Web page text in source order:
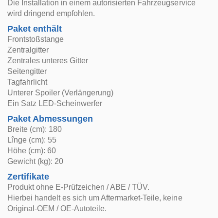
Die Installation in einem autorisierten Fahrzeugservice
wird dringend empfohlen.
Paket enthält
Frontstoßstange
Zentralgitter
Zentrales unteres Gitter
Seitengitter
Tagfahrlicht
Unterer Spoiler (Verlängerung)
Ein Satz LED-Scheinwerfer
Paket Abmessungen
Breite (cm): 180
Lînge (cm): 55
Höhe (cm): 60
Gewicht (kg): 20
Zertifikate
Produkt ohne E-Prüfzeichen / ABE / TÜV.
Hierbei handelt es sich um Aftermarket-Teile, keine
Original-OEM / OE-Autoteile.